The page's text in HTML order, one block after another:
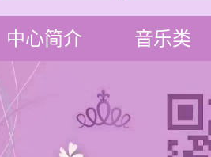
中心简介 音乐类